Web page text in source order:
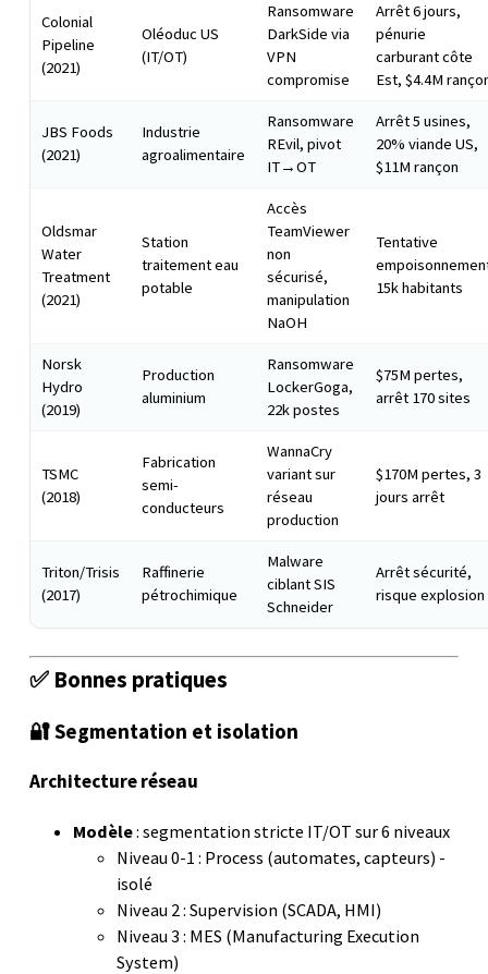
Colonial
Pipeline
(2021)
Oléoduc US
(IT/OT)
Ransomware
DarkSide via
VPN
compromise
Arrêt 6 jours,
pénurie
carburant côte
Est, $4.4M
JBS Foods
(2021)
Industrie
agroalimentaire
Ransomware
REvil, pivot
IT→OT
Arrêt 5 usines,
20% viande US,
$11M rançon
Oldsmar
Water
Treatment
(2021)
Station
traitement eau
potable
Accès
TeamViewer
non
sécurisé,
manipulation
NaOH
Tentative
15k habitants
Norsk
Hydro
(2019)
Production
aluminium
Ransomware
LockerGoga,
22k postes
$75M pertes,
arrêt 170 sites
TSMC
(2018)
Fabrication
semi-
conducteurs
WannaCry
variant sur
réseau
production
$170M pertes, 3
jours arrêt
Triton/Trisis
(2017)
Raffinerie
pétrochimique
Malware
ciblant SIS
Schneider
Arrêt sécurité,
risque explosion
✅ Bonnes pratiques
🔐 Segmentation et isolation
Architecture réseau
Modèle: segmentation stricte IT/OT sur 6 niveaux
Niveau 0-1 : Process (automates, capteurs) -
isolé
Niveau 2 : Supervision (SCADA, HMI)
Niveau 3 : MES (Manufacturing Execution
System)